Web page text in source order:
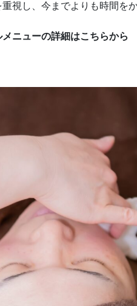
視し、今までよりも時間を
ニューの詳細はこちらから